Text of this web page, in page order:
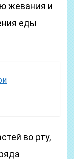
жевания и
еды
во рту,